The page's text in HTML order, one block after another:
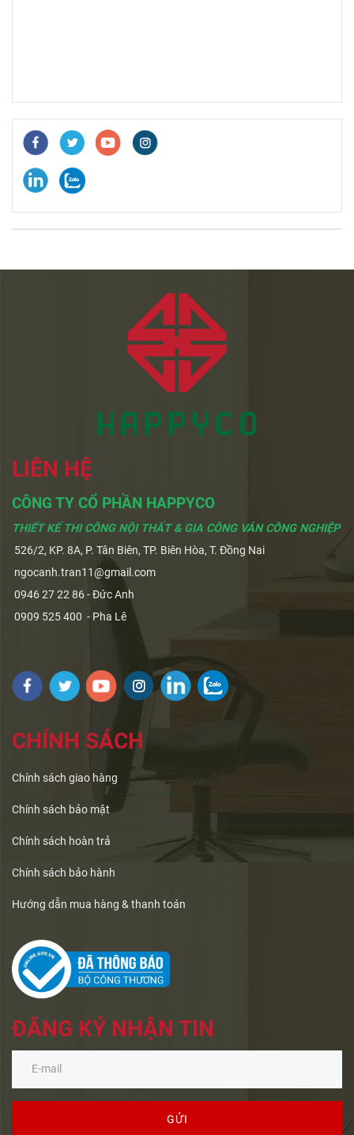
LIÊN HỆ
CÔNG TY CỔ PHẦN HAPPYCO
THIẾT KẾ THI CÔNG NỘI THẤT & GIA CÔNG VÁN CÔNG NGHIỆP
526/2, KP. 8A, P. Tân Biên, TP. Biên Hòa, T. Đồng Nai
ngocanh.tran11@gmail.com
0946 27 22 86 - Đức Anh
0909 525 400 - Pha Lê
CHÍNH SÁCH
Chính sách giao hàng
Chính sách bảo mật
Chính sách hoàn trả
Chính sách bảo hành
Hướng dẫn mua hàng & thanh toán
ĐĂNG KÝ NHẬN TIN
GỬI